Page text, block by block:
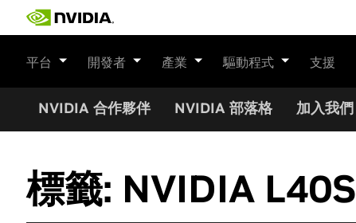
平台 開發者 產業 驅動程式 支援
NVIDIA 合作夥伴 NVIDIA 部落格 加入我們
標籤: NVIDIA L40S